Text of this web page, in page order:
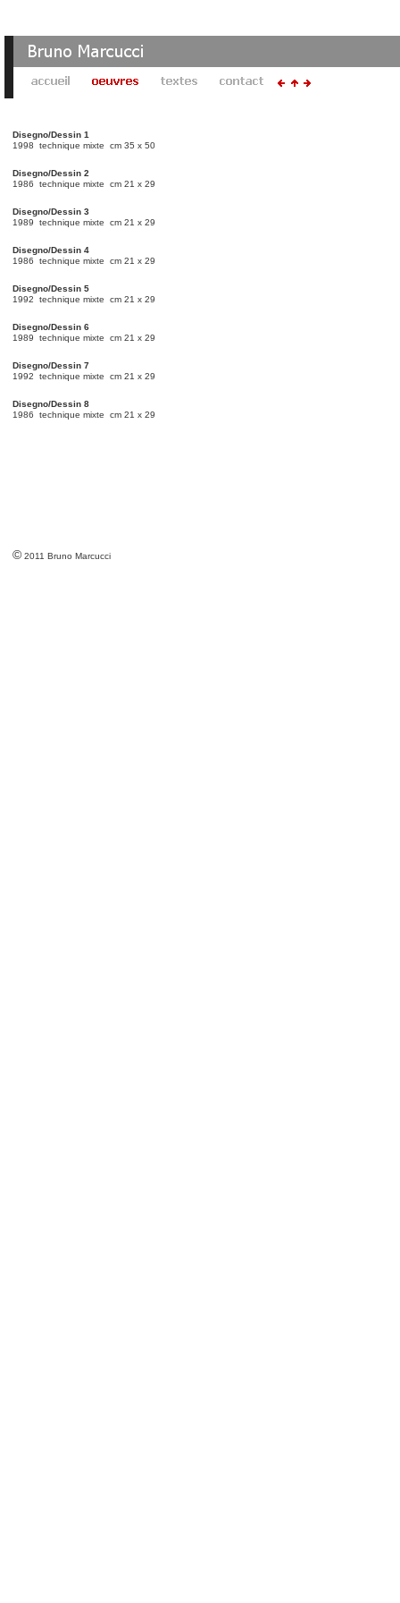
Disegno/Dessin 1
1998 technique mixte cm 35 x 50
Disegno/Dessin 2
1986 technique mixte cm 21 x 29
Disegno/Dessin 3
1989 technique mixte cm 21 x 29
Disegno/Dessin 4
1986 technique mixte cm 21 x 29
Disegno/Dessin 5
1992 technique mixte cm 21 x 29
Disegno/Dessin 6
1989 technique mixte cm 21 x 29
Disegno/Dessin 7
1992 technique mixte cm 21 x 29
Disegno/Dessin 8
1986 technique mixte cm 21 x 29
© 2011 Bruno Marcucci